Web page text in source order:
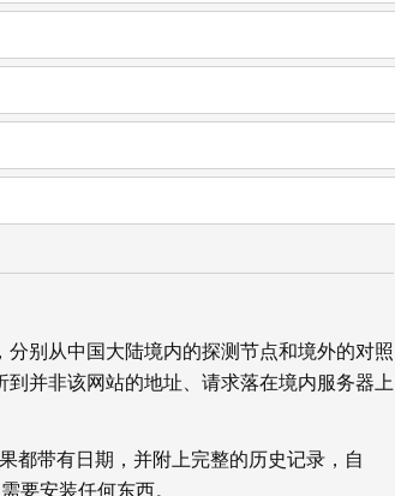
别从中国大陆境内的探测节点和境外的对照
并非该网站的地址、请求落在境内服务器上
都带有日期，并附上完整的历史记录，自
要安装任何东西。